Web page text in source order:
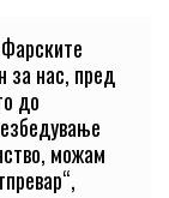
за нас, пред
до
можам